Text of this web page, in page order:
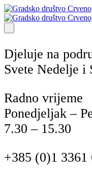
Djeluje na
Svete Nedelje i
Radno vrijeme
Ponedjeljak –
7.30 – 15.30
+385 (0)1 3361